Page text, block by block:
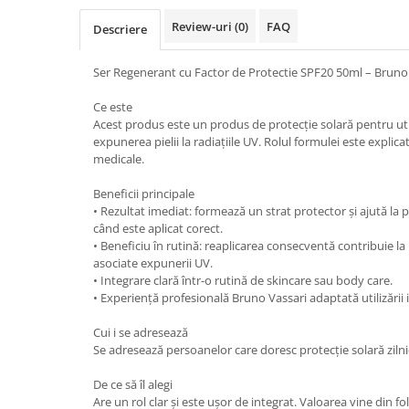
Descriere Review-uri (0) FAQ
Ser Regenerant cu Factor de Protectie SPF20 50ml –
Ce este
Acest produs este un produs de protecție solară pentru
expunerea pielii la radiațiile UV. Rolul formulei este
medicale.
Beneficii principale
• Rezultat imediat: formează un strat protector și ajută la
când este aplicat corect.
• Beneficiu în rutină: reaplicarea consecventă contribuie
asociate expunerii UV.
• Integrare clară într-o rutină de skincare sau body care.
• Experiență profesională Bruno Vassari adaptată utilizării
Cui i se adresează
Se adresează persoanelor care doresc protecție solară
De ce să îl alegi
Are un rol clar și este ușor de integrat. Valoarea vine din